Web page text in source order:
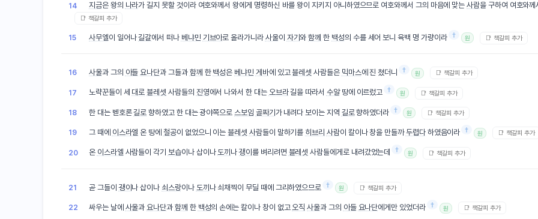
14 지금은 왕의 나라가 길지 못할 것이라 여호와께서 왕에게 명령하신 바를 왕이 지키지 아니하였으므로 여호와께서 그의 마음에 맞는사람을 구하여 여호와께
📑 책갈피 추가
15 사무엘이 일어나길갈에서 떠나 베냐민 기브아로 올라가니라 사울이 자기와함께 한 백성의 수를 세어 보니 육백 명 가량이라 † 원 📑 책갈피 추가
16 사울과 그의 아들 요나단과 그들과 함께 한 백성은 베냐민 게바에 있고블레셋 사람들은 믹마스에 진 쳤더니 † 원 📑 책갈피 추가
17 노략꾼들이 세 대로 블레셋 사람들의 진영에서 나와서 한 대는 오브라길을 따라서 수알땅에 이르렀고 † 원 📑 책갈피 추가
18 한 대는 벧호론길로 향하였고 한 대는 광야쪽으로 스보임 골짜기 가 내려다 보이는 지역 길로 향하였더라 † 원 📑 책갈피 추가
19 그 때에 이스라엘 온 땅에 철공이 없었으니 이는블레셋 사람들이 말하기를 히브리 사람이 칼이나 창을 만들까두렵다하였음이라 † 원 📑 책갈피 추가
20 온 이스라엘 사람들이 각기 보습이나 삽이나도끼 나괭이 를 벼리려면 블레셋 사람들에게로 내려갔었는데 † 원 📑 책갈피 추가
21 곧 그들이괭이 나 삽이나 쇠스랑이나 도끼 나 쇠채찍이 무딜 때에 그리하였으므로 † 원 📑 책갈피 추가
22 싸우는 날에 사울과요나단과 함께 한 백성의 손에는 칼이나 창이 없고오직 사울과 그의 아들 요나단에게만 있었더라 † 원 📑 책갈피 추가